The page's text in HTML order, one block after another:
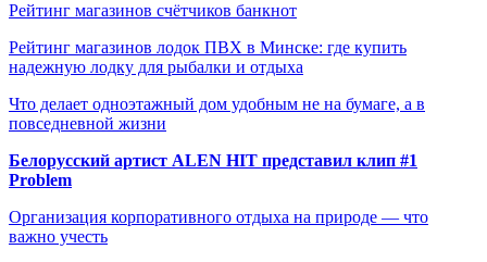
Рейтинг магазинов счётчиков банкнот
Рейтинг магазинов лодок ПВХ в Минске: где купить
надежную лодку для рыбалки и отдыха
Что делает одноэтажный дом удобным не на бумаге, а в
повседневной жизни
Белорусский артист ALEN HIT представил клип #1
Problem
Организация корпоративного отдыха на природе — что
важно учесть